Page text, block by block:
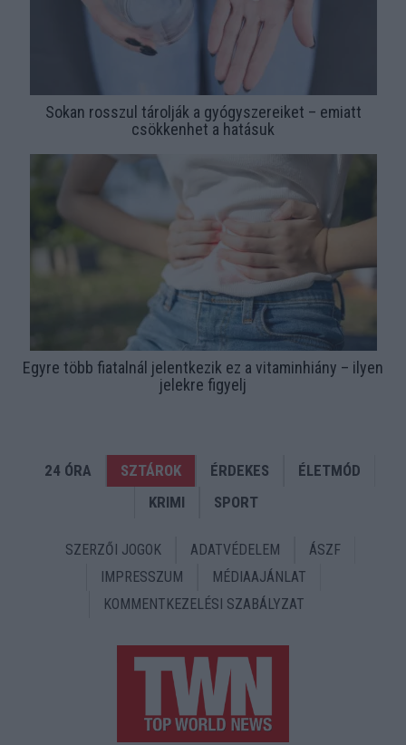
Sokan rosszul tárolják a gyógyszereiket – emiatt
csökkenhet a hatásuk
Egyre több fiatalnál jelentkezik ez a vitaminhiány – ilyen
jelekre figyelj
24 ÓRA SZTÁROK ÉRDEKES
ÉLETMÓD
KRIMI
SPORT
SZERZŐI JOGOK ADATVÉDELEM
ÁSZF
IMPRESSZUM
MÉDIAAJÁNLAT
KOMMENTKEZELÉSI SZABÁLYZAT